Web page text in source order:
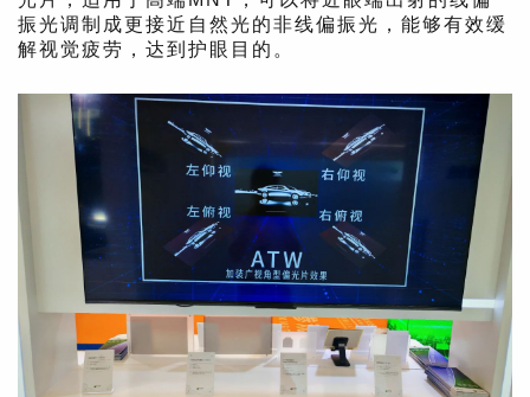
振光调制成更接近自然光的非线偏振光，能够有效缓
解视觉疲劳，达到护眼目的。